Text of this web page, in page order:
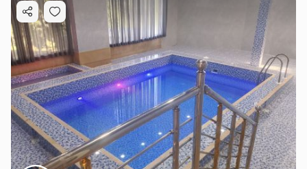
7.9مليون ت 4.5
مليون ت 4.8